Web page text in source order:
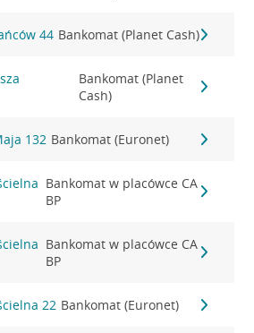
44 Bankomat (Planet Cash)
Bankomat (Planet
Cash)
132 Bankomat (Euronet)
Bankomat w placówce CA
BP
Bankomat w placówce CA
BP
22 Bankomat (Euronet)